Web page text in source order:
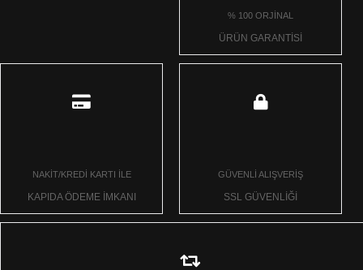
% 100 ORJİNAL
ÜRÜN GARANTİSİ
NAKİT/KREDİ KARTI İLE
KAPIDA ÖDEME İMKANI
GÜVENLİ ALIŞVERİŞ
SSL GÜVENLİĞİ